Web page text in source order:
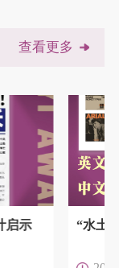
查看更多
“水土不服”的英